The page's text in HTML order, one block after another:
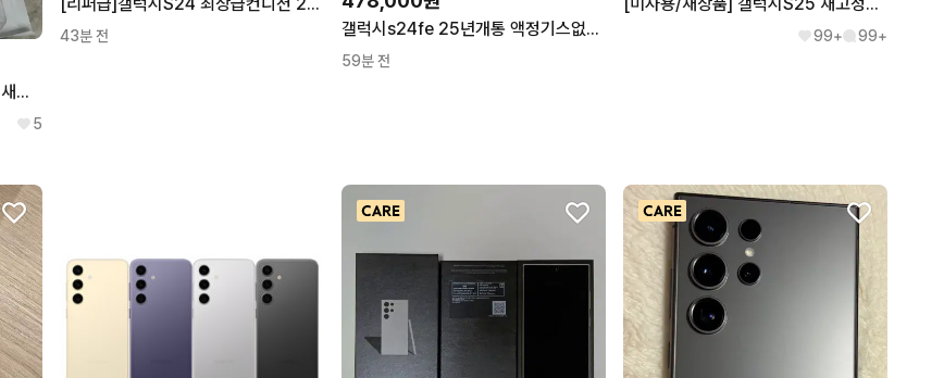
헬로키티 폰케이스 갤럭시 S24( 새상품)
5
43분 전 갤럭시s24fe 25년개통 액정기스없음 중고폰공기계
59분 전
99+ 99+